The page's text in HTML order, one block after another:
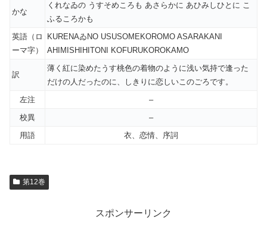
かな
くれなゐの うすそめころも あさらかに あひみしひとに こ
ふるころかも
英語（ロ
ーマ字）
KURENAゐNO USUSOMEKOROMO ASARAKANI
AHIMISHIHITONI KOFURUKOROKAMO
訳
薄く紅に染めたうす桃色の着物のように浅い気持で逢った
だけの人だったのに、しきりに恋しいこのごろです。
左注
–
校異
–
用語
衣、恋情、序詞
第12巻
スポンサーリンク